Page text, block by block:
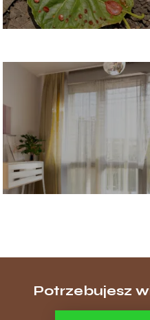
Potrzebujesz